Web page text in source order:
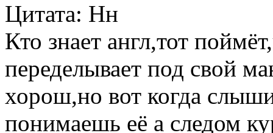
Цитата: Нн
Кто знает англ,тот
переделывает под свой
хорош,но вот когда
понимаешь её а следом